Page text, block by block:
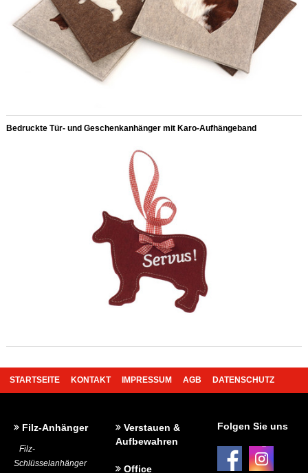
Bedruckte Tür- und Geschenkanhänger mit Karo-Aufhängeband
STARTSEITE KONTAKT IMPRESSUM AGB DATENSCHUTZ
Filz-Anhänger
Filz-
Schlüsselanhänger
Verstauen &
Aufbewahren
Office
Folgen Sie uns